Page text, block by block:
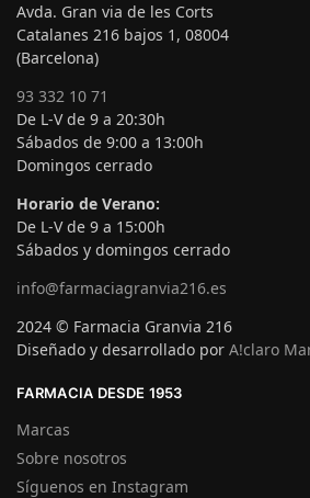
Avda. Gran via de les Corts
Catalanes 216 bajos 1, 08004
(Barcelona)
93 332 10 71
De L-V de 9 a 20:30h
Sábados de 9:00 a 13:00h
Domingos cerrado
Horario de Verano:
De L-V de 9 a 15:00h
Sábados y domingos cerrado
info@farmaciagranvia216.es
2024 © Farmacia Granvia 216
Diseñado y desarrollado por A!claro
FARMACIA DESDE 1953
Marcas
Sobre nosotros
Síguenos en Instagram